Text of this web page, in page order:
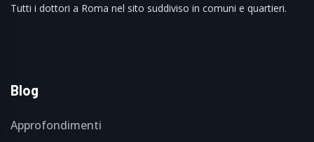
Tutti i dottori a Roma nel sito suddiviso in comuni e quartieri.
Blog
Approfondimenti